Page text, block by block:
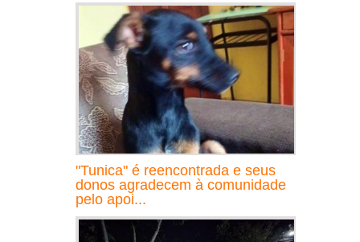
"Tunica" é reencontrada e seus
donos agradecem à comunidade
pelo apoi...